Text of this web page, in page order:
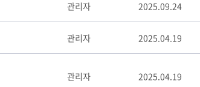
관리자 2025.09.24
관리자 2025.04.19
관리자 2025.04.19